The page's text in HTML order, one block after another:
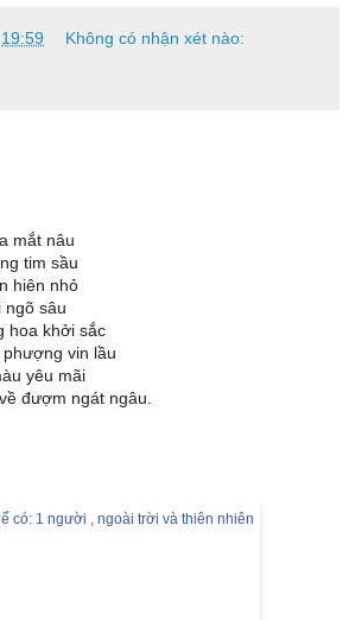
19:59 Không có nhận xét nào:
mắt nâu
tim sầu
hiên nhỏ
ngõ sâu
hoa khởi sắc
vin lầu
yêu mãi
đượm ngát ngâu.